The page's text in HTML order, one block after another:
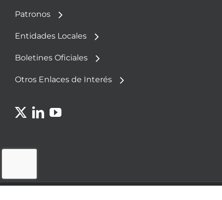
Patronos
Entidades Locales
Boletines Oficiales
Otros Enlaces de Interés